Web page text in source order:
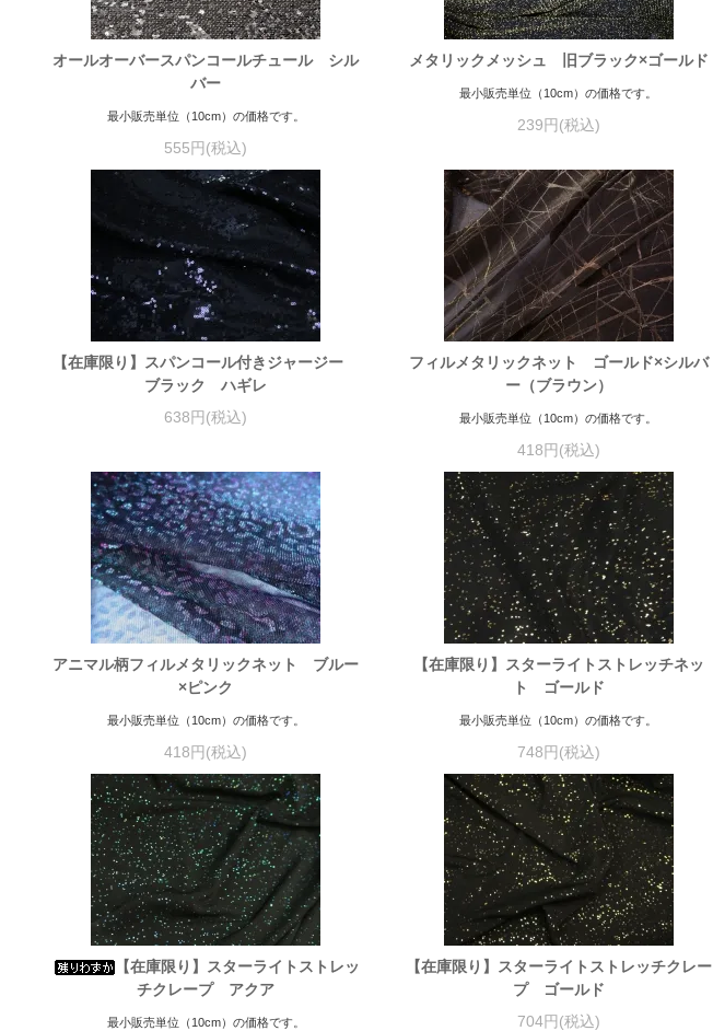
オールオーバースパンコールチュール シル
バー
最小販売単位（10cm）の価格です。
555円(税込)
メタリックメッシュ 旧ブラック×ゴールド
最小販売単位（10cm）の価格です。
239円(税込)
【在庫限り】スパンコール付きジャージー
ブラック ハギレ
638円(税込)
フィルメタリックネット ゴールド×シルバ
ー（ブラウン）
最小販売単位（10cm）の価格です。
418円(税込)
アニマル柄フィルメタリックネット ブルー
×ピンク
最小販売単位（10cm）の価格です。
418円(税込)
【在庫限り】スターライトストレッチネッ
ト ゴールド
最小販売単位（10cm）の価格です。
748円(税込)
【在庫限り】スターライトストレッ
チクレープ アクア
最小販売単位（10cm）の価格です。
【在庫限り】スターライトストレッチクレー
プ ゴールド
704円(税込)